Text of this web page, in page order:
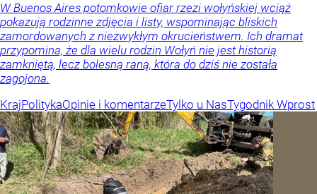
W Buenos Aires potomkowie ofiar rzezi wołyńskiej wciąż
pokazują rodzinne zdjęcia i listy, wspominając bliskich
zamordowanych z niezwykłym okrucieństwem. Ich dramat
przypomina, że dla wielu rodzin Wołyń nie jest historią
zamkniętą, lecz bolesną raną, która do dziś nie została
zagojona.
KrajPolitykaOpinie i komentarzeTylko u NasTygodnik Wprost